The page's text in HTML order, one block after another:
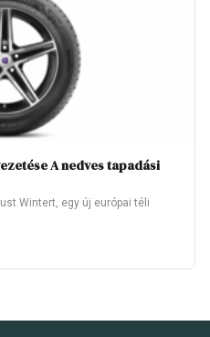
A nedves tapadási
Wintert, egy új európai téli